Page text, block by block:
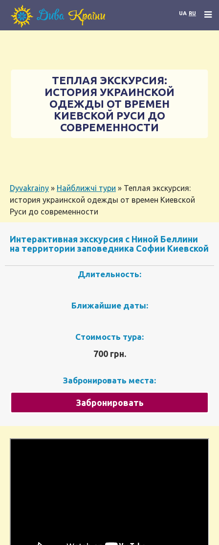
UA RU
ТЕПЛАЯ ЭКСКУРСИЯ:
ИСТОРИЯ УКРАИНСКОЙ
ОДЕЖДЫ ОТ ВРЕМЕН
КИЕВСКОЙ РУСИ ДО
СОВРЕМЕННОСТИ
Dyvakrainy » Найближчі тури » Теплая экскурсия:
история украинской одежды от времен Киевской
Руси до современности
Интерактивная экскурсия с Ниной Беллини
на территории заповедника Софии Киевской
Длительность:
Ближайшие даты:
Стоимость тура:
700 грн.
Забронировать места:
Забронировать